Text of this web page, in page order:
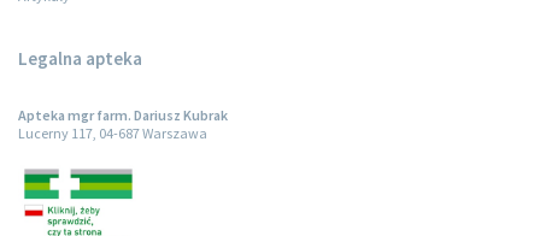
Legalna apteka
Apteka mgr farm. Dariusz Kubrak
Lucerny 117, 04-687 Warszawa